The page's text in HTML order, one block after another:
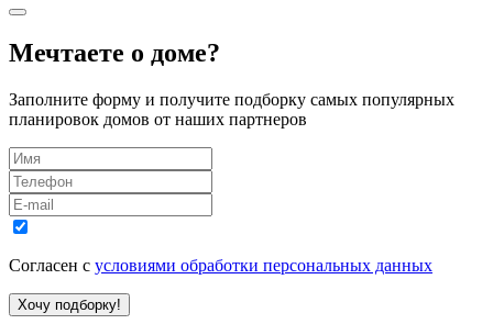
Мечтаете о доме?
Заполните форму и получите подборку самых популярных
планировок домов от наших партнеров
Согласен с условиями обработки персональных данных
Хочу подборку!